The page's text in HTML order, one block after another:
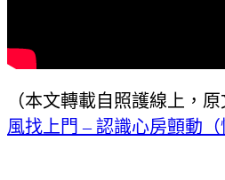
（本文轉載自照護線上，
風找上門 – 認識心房顫動（